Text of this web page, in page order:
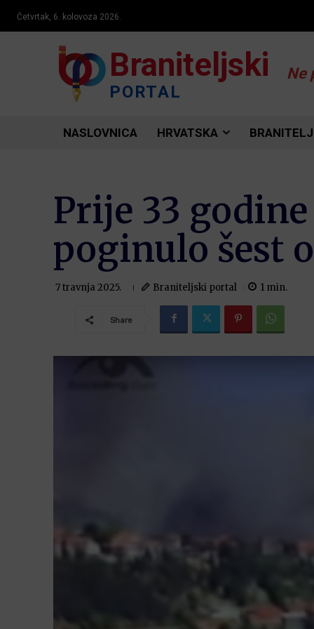
Četvrtak, 6. kolovoza 2026.
Braniteljski
PORTAL
Ne
NASLOVNICA HRVATSKA
Prije 33
poginulo šest
7 travnja 2025. Braniteljski portal 1 min.
Share